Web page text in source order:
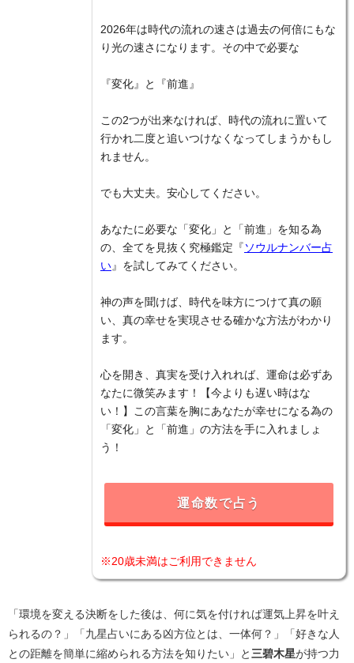
2026年は時代の流れの速さは過去の何倍にもな
り光の速さになります。その中で必要な
『変化』と『前進』
この2つが出来なければ、時代の流れに置いて
行かれ二度と追いつけなくなってしまうかもし
れません。
でも大丈夫。安心してください。
あなたに必要な「変化」と「前進」を知る為
の、全てを見抜く究極鑑定『 ソウルナンバー占
い 』を試してみてください。
神の声を聞けば、時代を味方につけて真の願
い、真の幸せを実現させる確かな方法がわかり
ます。
心を開き、真実を受け入れれば、運命は必ずあ
なたに微笑みます！【今よりも遅い時はな
い！】この言葉を胸にあなたが幸せになる為の
「変化」と「前進」の方法を手に入れましょ
う！
運命数で占う
※20歳未満はご利用できません
「環境を変える決断をした後は、何に気を付ければ運気上昇を叶え
られるの？」「九星占いにある凶方位とは、一体何？」「好きな人
との距離を簡単に縮められる方法を知りたい」と 三碧木星が持つ力